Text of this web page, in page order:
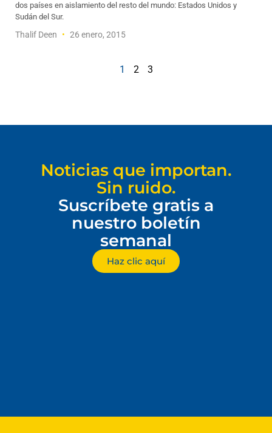
dos países en aislamiento del resto del mundo: Estados Unidos y
Sudán del Sur.
Thalif Deen 26 enero, 2015
1 2 3
Noticias que importan.
Sin ruido.
Suscríbete gratis a
nuestro boletín
semanal
Haz clic aquí